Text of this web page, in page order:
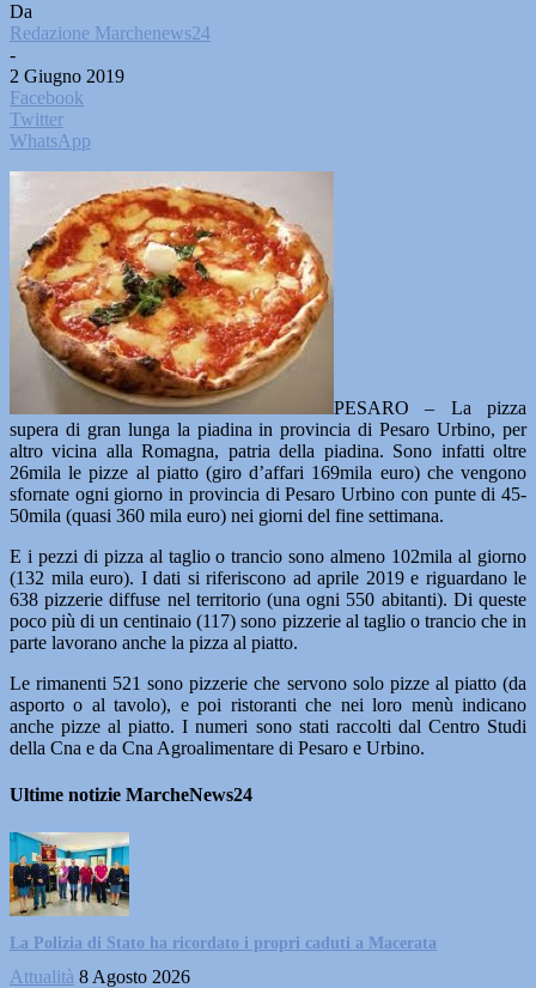
Da
Redazione Marchenews24
-
2 Giugno 2019
Facebook
Twitter
WhatsApp
PESARO – La pizza
supera di gran lunga la piadina in provincia di Pesaro Urbino, per
altro vicina alla Romagna, patria della piadina. Sono infatti oltre
26mila le pizze al piatto (giro d’affari 169mila euro) che vengono
sfornate ogni giorno in provincia di Pesaro Urbino con punte di 45-
50mila (quasi 360 mila euro) nei giorni del fine settimana.
E i pezzi di pizza al taglio o trancio sono almeno 102mila al giorno
(132 mila euro). I dati si riferiscono ad aprile 2019 e riguardano le
638 pizzerie diffuse nel territorio (una ogni 550 abitanti). Di queste
poco più di un centinaio (117) sono pizzerie al taglio o trancio che in
parte lavorano anche la pizza al piatto.
Le rimanenti 521 sono pizzerie che servono solo pizze al piatto (da
asporto o al tavolo), e poi ristoranti che nei loro menù indicano
anche pizze al piatto. I numeri sono stati raccolti dal Centro Studi
della Cna e da Cna Agroalimentare di Pesaro e Urbino.
Ultime notizie MarcheNews24
La Polizia di Stato ha ricordato i propri caduti a Macerata
Attualità 8 Agosto 2026